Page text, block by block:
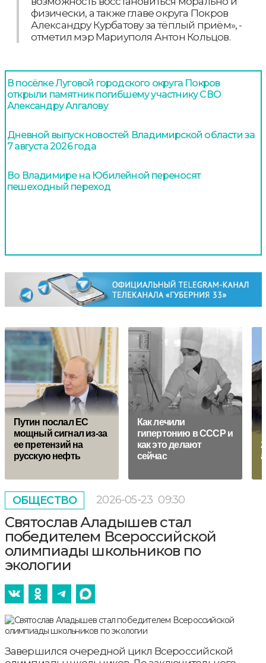
физически, а также главе округа Покров
Александру Курбатову за тёплый приём», -
отметил мэр Мариуполя Антон Кольцов.
В посёлке Луговой городского округа Покров
открыли памятник погибшему участнику СВО
Александру Алгалову
Дневной выпуск новостей Владимирской области за
7 августа 2026 года
Во Владимире на Юбилейной переносят
пешеходный переход
Путин послал ЕС
мощный сигнал из-за
ее претензий на
русскую нефть
Как лечили
гипертонию в СССР и
как это делают
сейчас
ОБЩЕСТВО 2026-05-23 09:30
Святослав Аладышев стал
победителем Всероссийской
олимпиады школьников по
экологии
Завершился очередной цикл Всероссийской